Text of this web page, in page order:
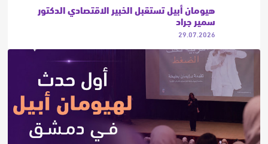
هيومان أبيل تستقبل الخبير الاقتصادي الدكتور
سمير جراد
29.07.2026